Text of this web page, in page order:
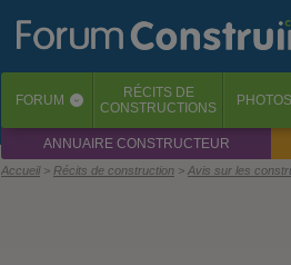
FORUM ‹ RÉCITS DE
CONSTRUCTIONS
PHOTOS
ANNUAIRE CONSTRUCTEUR
Accueil Récits de construction Avis sur les